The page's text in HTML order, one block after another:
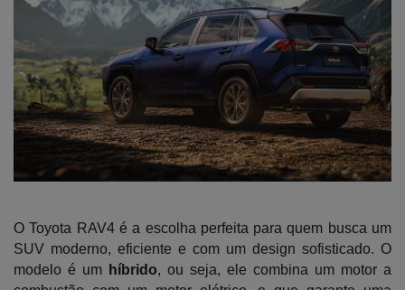
O Toyota RAV4 é a escolha perfeita para quem busca um
SUV moderno, eficiente e com um design sofisticado. O
modelo é um híbrido, ou seja, ele combina um motor a